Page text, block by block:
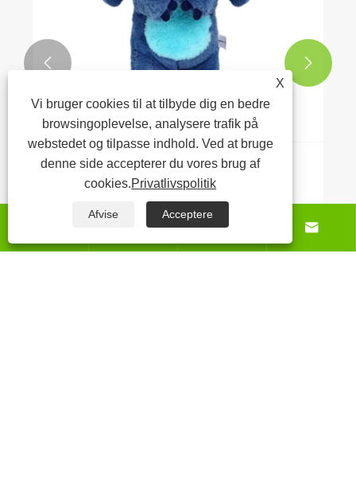
Hvordan åndedrætssømmen plys legetøj
bringer komfort og glæde
Se mere >>
 
 
X
Vi bruger cookies til at tilbyde dig en bedre
browsingoplevelse, analysere trafik på
webstedet og tilpasse indhold. Ved at bruge
denne side accepterer du vores brug af
cookies.Privatlivspolitik
Afvise Acceptere